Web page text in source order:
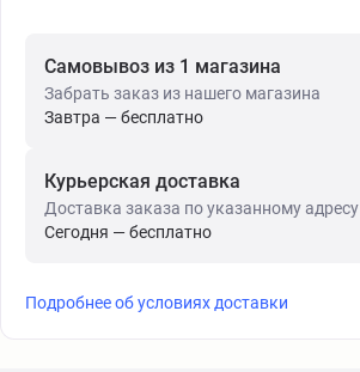
Самовывоз из 1 магазина
Забрать заказ из нашего магазина
Завтра — бесплатно
Курьерская доставка
Доставка заказа по указанному адресу
Сегодня — бесплатно
Подробнее об условиях доставки